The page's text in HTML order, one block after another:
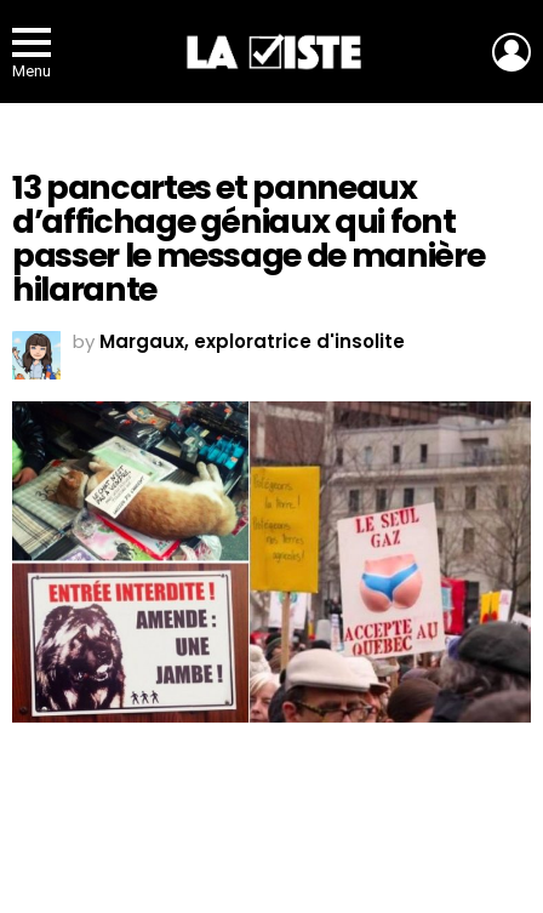
Menu
13 pancartes et panneaux
d’affichage géniaux qui font
passer le message de manière
hilarante
by Margaux, exploratrice d'insolite